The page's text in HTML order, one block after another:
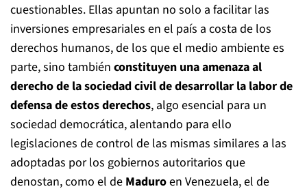
cuestionables. Ellas apuntan no solo a facilitar las
inversiones empresariales en el país a costa de los
derechos humanos, de los que el medio ambiente es
parte, sino también constituyen una amenaza al
derecho de la sociedad civil de desarrollar la labor de
defensa de estos derechos, algo esencial para un
sociedad democrática, alentando para ello
legislaciones de control de las mismas similares a las
adoptadas por los gobiernos autoritarios que
denostan, como el de Maduroen Venezuela, el de